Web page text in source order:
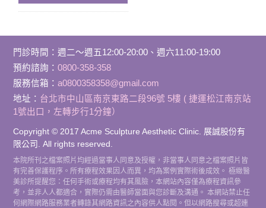
門診時間 ： 週二～週五12:00-20:00、週六11:00-19:00
預約諮詢： 0800-358-358
服務信箱： a0800358358@gmail.com
地址： 台北市中山區南京東路二段96號 5樓 ( 捷運松江南京站
1號出口，左轉步行1分鐘）
Copyright © 2017 Acme Sculpture Aesthetic Clinic. 展誠股份有
限公司. All rights reserved.
本院所刊之檔案照片均經過當事人同意及授權，非當事人同意之檔案照片皆
有完善保護程序。所有療程效果因人而異，均為案例實際術後成效。 極緻醫
美診所提醒您：任何手術或療程均有其風險，本網站內容僅為療程資訊參
考，並非人人都適合，實際仍需由醫師當面與您診斷及溝通。 本網站禁止任
何網際網路服務業者轉錄其網路資訊之內容供人點閱。但以網路搜尋或超連